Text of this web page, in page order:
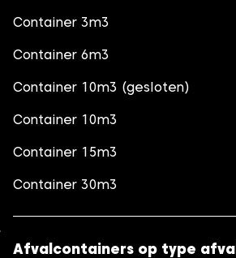
Container 3m3
Container 6m3
Container 10m3 (gesloten)
Container 10m3
Container 15m3
Container 30m3
Afvalcontainers op type afval